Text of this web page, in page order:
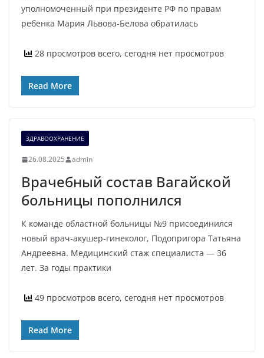
уполномоченный при президенте РФ по правам
ребенка Мария Львова-Белова обратилась
28 просмотров всего, сегодня нет просмотров
Read More
ЗДРАВООХРАНЕНИЕ
26.08.2025 admin
Врачебный состав Вагайской
больницы пополнился
К команде областной больницы №9 присоединился
новый врач-акушер-гинеколог, Подопригора Татьяна
Андреевна. Медицинский стаж специалиста — 36
лет. За годы практики
49 просмотров всего, сегодня нет просмотров
Read More